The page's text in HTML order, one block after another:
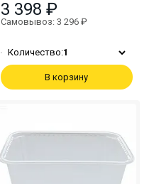
3 398 ₽
Самовывоз: 3 296 ₽
Количество:1
В корзину